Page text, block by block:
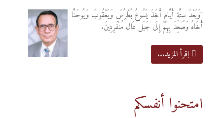
"وَبَعْدَ سِتَّةِ أَيَّامٍ أَخَذَ يَسُوعُ بُطْرُسَ وَيَعْقُوبَ وَيُوحَنَّا
أَخَاهُ وَصَعِدَ بِهِمْ إِلَى جَبَل عَال مُنْفَرِدِينَ.
اِقرأ المزيد...
امتحنوا أنفسكم